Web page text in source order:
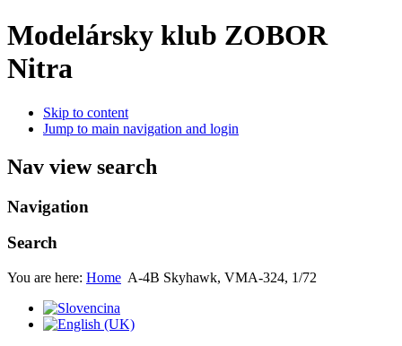
Modelársky klub ZOBOR
Nitra
Skip to content
Jump to main navigation and login
Nav view search
Navigation
Search
You are here: Home A-4B Skyhawk, VMA-324, 1/72